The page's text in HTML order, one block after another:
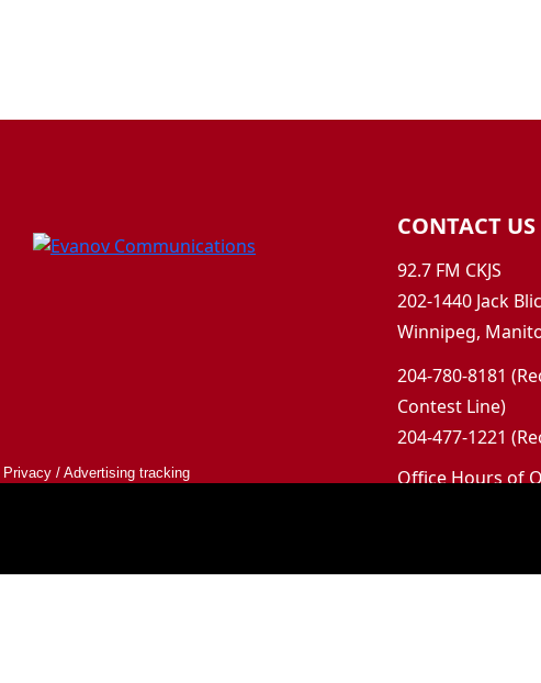
CONTACT US
92.7 FM CKJS
202-1440 Jack
Winnipeg,
204-780-8181
Contest Line)
204-477-1221
Office Hours of
Privacy / Advertising tracking